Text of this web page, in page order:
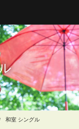
和室 シングル